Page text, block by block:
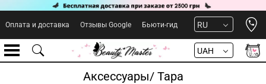
Оплата и доставка Отзывы Google Бьюти-гид RU
UAH
Аксессуары/ Тара